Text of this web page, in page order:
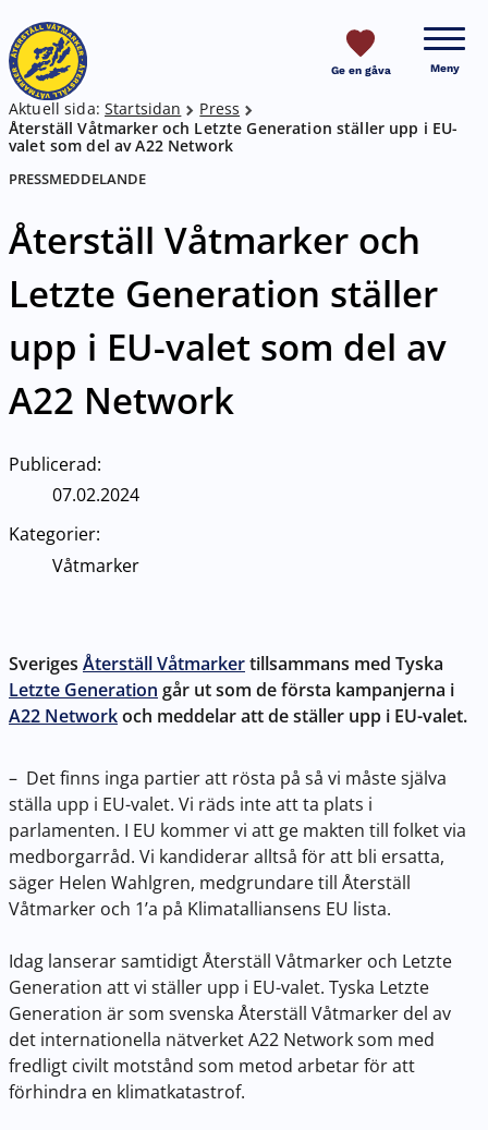
HOPPA TILL SIDANS INNEHÅLL
Ge en gåva Meny
Breadcrumb
Aktuell sida: Startsidan
Press
Återställ Våtmarker och Letzte Generation ställer upp i EU-
valet som del av A22 Network
PRESSMEDDELANDE
Återställ Våtmarker och
Letzte Generation ställer
upp i EU-valet som del av
A22 Network
Publicerad:
07.02.2024
Kategorier:
Våtmarker
Sveriges Återställ Våtmarkertillsammans med Tyska
Letzte Generation går ut som de första kampanjerna i
A22 Networkoch meddelar att de ställer upp i EU-valet.
– Det finns inga partier att rösta på så vi måste själva
ställa upp i EU-valet. Vi räds inte att ta plats i
parlamenten. I EU kommer vi att ge makten till folket via
medborgarråd. Vi kandiderar alltså för att bli ersatta,
säger Helen Wahlgren, medgrundare till Återställ
Våtmarker och 1’a på Klimatalliansens EU lista.
Idag lanserar samtidigt Återställ Våtmarker och Letzte
Generation att vi ställer upp i EU-valet. Tyska Letzte
Generation är som svenska Återställ Våtmarker del av
det internationella nätverket A22 Network som med
fredligt civilt motstånd som metod arbetar för att
förhindra en klimatkatastrof.